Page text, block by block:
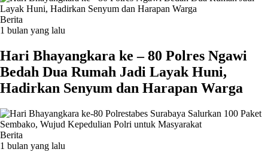
Berita
1 bulan yang lalu
Hari Bhayangkara ke – 80 Polres Ngawi
Bedah Dua Rumah Jadi Layak Huni,
Hadirkan Senyum dan Harapan Warga
Berita
1 bulan yang lalu